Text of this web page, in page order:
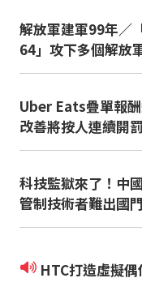
解放軍建軍99年／
64」攻下多個解放
Uber Eats疊單報
改善將按人連續開罰
科技監獄來了！中
管制技術者難出國門
HTC打造虛擬